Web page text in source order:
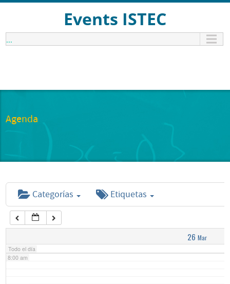
Events ISTEC
...
Agenda
Categorías Etiquetas
26 Mar
Todo el día
1:00 am
6:00 am
7:00 am
8:00 am